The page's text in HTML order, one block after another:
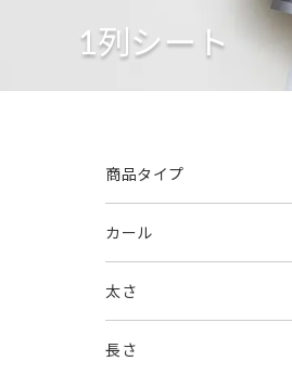
1列シート
商品タイプ
カール
太さ
長さ